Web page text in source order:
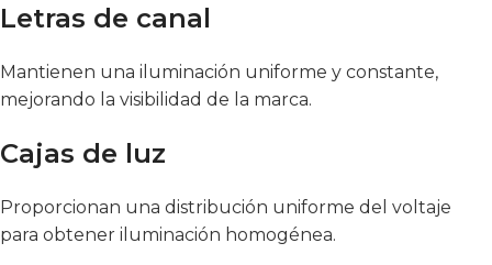
Letras de canal
Mantienen una iluminación uniforme y constante,
mejorando la visibilidad de la marca.
Cajas de luz
Proporcionan una distribución uniforme del voltaje
para obtener iluminación homogénea.